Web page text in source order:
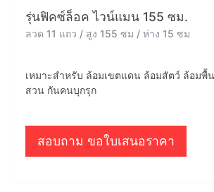
รุ่นฟิคซ์ล็อค ไวน์แมน 155 ซม.
ลวด 11 แถว / สูง 155 ซม / ห่าง 15 ซม
เหมาะสำหรับ ล้อมเขตแดน ล้อมสัตว์ ล้อมพื้
สวน กันคนบุกรุก
สอบถาม ขอใบเสนอราคา